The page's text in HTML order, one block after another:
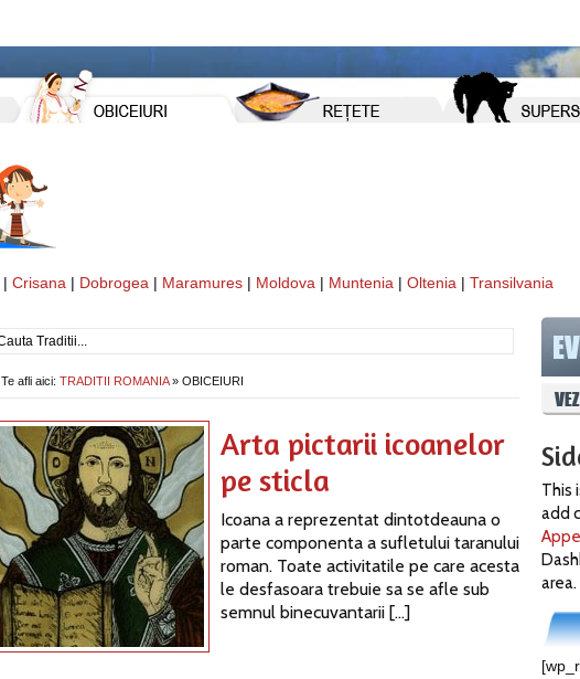
| Crisana | Dobrogea | Maramures | Moldova | Muntenia | Oltenia | Transilvania
Te afli aici: TRADITII ROMANIA» OBICEIURI
Arta pictarii icoanelor
pe sticla
Icoana a reprezentat dintotdeauna o
parte componenta a sufletului taranului
roman. Toate activitatile pe care acesta
le desfasoara trebuie sa se afle sub
semnul binecuvantarii […]
This
add
area.